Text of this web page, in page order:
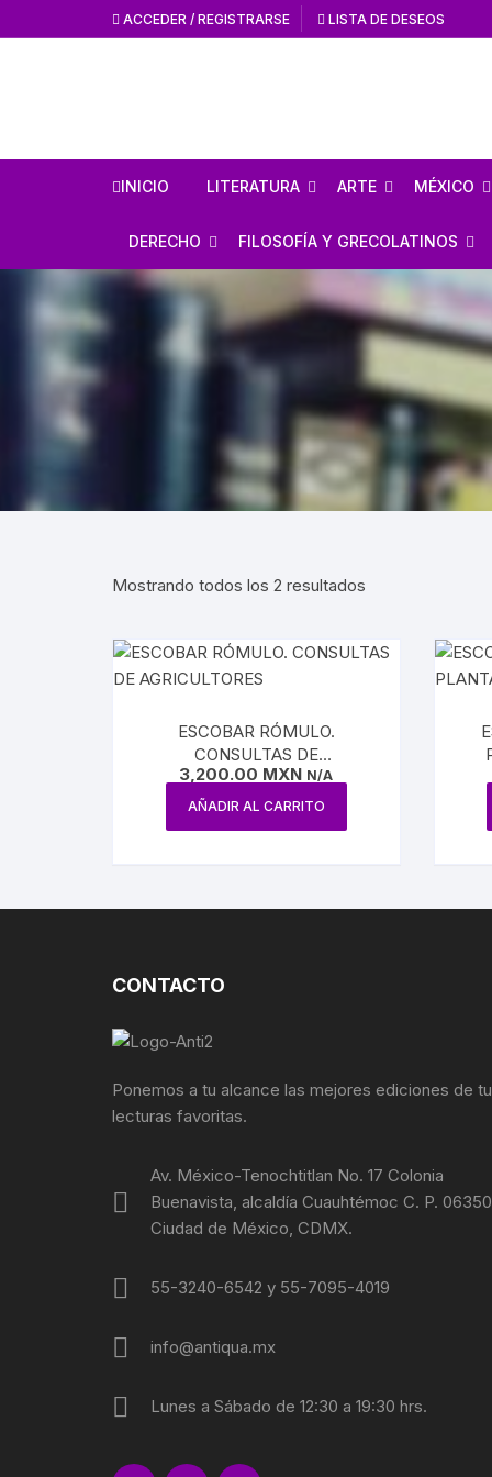
ACCEDER / REGISTRARSE LISTA DE DESEOS
INICIO LITERATURA
HISTORIA DE LA
LITERATURA MEXICANA
LITERATURA UNIVERSAL
CIENCIA FICCIÓN / TERROR /
FANTASÍA
AGUILAR
POESÍA
ARTE
HISTORIA DEL
ARTE MEXICANO
ARTE UNIVERSAL
REVISTA AMÉRICA
REVISTA ARTES
REVISTA ATENEO
REVISTA EL HIJO
CINE
MÉXICO
MÉXICO
CÓDICES
NUEVA
DERECHO
ESTUDIOS SOBRE DERECHO
EN GENERAL
CÓDIGOS
FILOSOFÍA Y GRECOLATINOS
ESTUDIOS DE FILOSOFÍA
AUTORES GRECOLATINOS
ESTUDIOS SOBRE ÉTICA
ESTUDIOS SOBRE LÓGICA
Mostrando todos los 2 resultados
ESCOBAR RÓMULO.
CONSULTAS DE
AGRICULTORES
3,200.00 MXN N/A
AÑADIR AL CARRITO
CONTACTO
Ponemos a tu alcance las mejores ediciones de
lecturas favoritas.
Av. México-Tenochtitlan No. 17 Colonia
Buenavista, alcaldía Cuauhtémoc C. P. 06350
Ciudad de México, CDMX.
55-3240-6542 y 55-7095-4019
info@antiqua.mx
Lunes a Sábado de 12:30 a 19:30 hrs.